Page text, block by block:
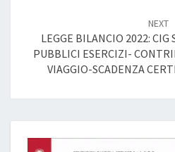
NEXT
LEGGE BILANCIO 2022: CIG
PUBBLICI ESERCIZI-
VIAGGIO-SCADENZA